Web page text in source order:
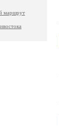
маршрут